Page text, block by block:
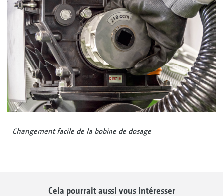
Changement facile de la bobine de dosage
Cela pourrait aussi vous intéresser